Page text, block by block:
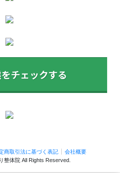
チェックする
商取引法に基づく表記
会社概要
整体院 All Rights Reserved.